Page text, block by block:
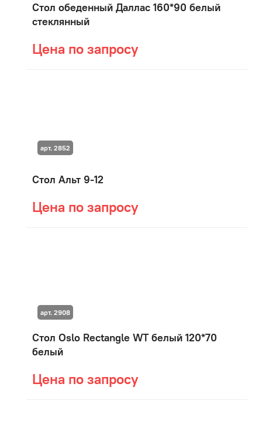
Стол обеденный Даллас 160*90 белый
стеклянный
Цена по запросу
Стол Альт 9-12
Цена по запросу
арт. 2852
Стол Oslo Rectangle WT белый 120*70
белый
Цена по запросу
арт. 2908